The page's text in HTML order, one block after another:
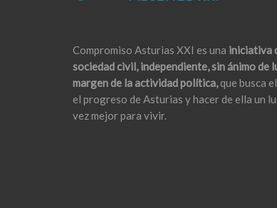
Compromiso Asturias XXI es una iniciativa
sociedad civil, independiente, sin ánimo de
margen de la actividad política,que busca
el progreso de Asturias y hacer de ella un
vez mejor para vivir.